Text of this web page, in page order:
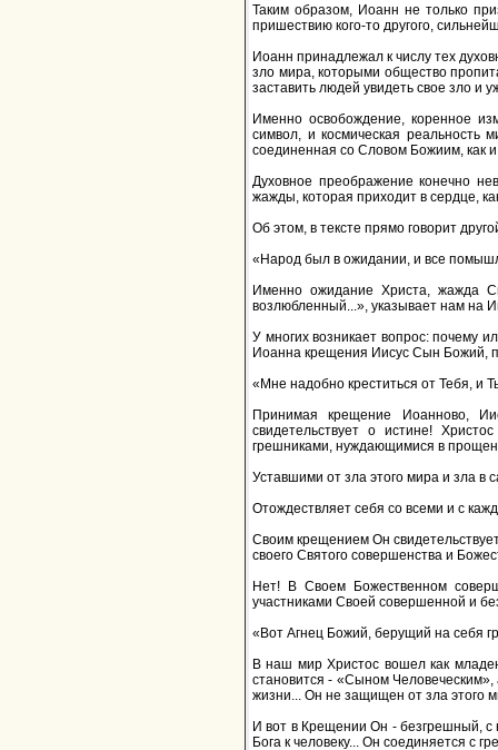
Таким образом, Иоанн не только
пришествию кого-то другого,
Иоанн принадлежал к числу тех
зло мира, которыми общество
заставить людей увидеть свое зло и
Именно освобождение, коренное
символ, и космическая реальность
соединенная со Словом Божиим, как
Духовное преображение конечно
жажды, которая приходит в сердце,
Об этом, в тексте прямо говорит
«Народ был в ожидании, и все
Именно ожидание Христа, жажда
возлюбленный...», указывает нам на
У многих возникает вопрос: почему
Иоанна крещения Иисус Сын Божий,
«Мне надобно креститься от Тебя, и
Принимая крещение Иоанново,
свидетельствует о истине!
грешниками, нуждающимися в
Уставшими от зла этого мира и зла в
Отождествляет себя со всеми и с
Своим крещением Он
своего Святого совершенства и
Нет! В Своем Божественном
участниками Своей совершенной и
«Вот Агнец Божий, берущий на себя
В наш мир Христос вошел как
становится - «Сыном
жизни... Он не защищен от зла этого
И вот в Крещении Он - безгрешный,
Бога к человеку... Он соединяется с